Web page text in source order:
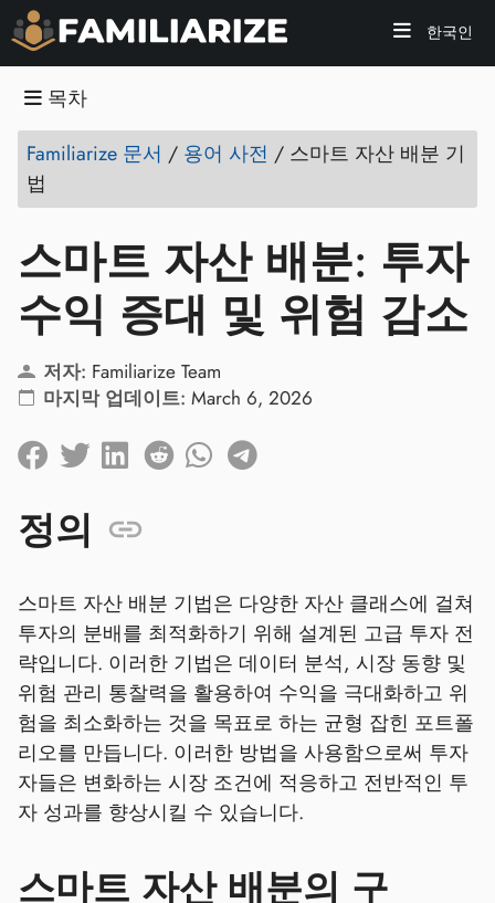
한국인
목차
Familiarize 문서 / 용어 사전 / 스마트 자산 배분 기
법
스마트 자산 배분: 투자
수익 증대 및 위험 감소
저자: Familiarize Team
마지막 업데이트: March 6, 2026
정의
스마트 자산 배분 기법은 다양한 자산 클래스에 걸쳐
투자의 분배를 최적화하기 위해 설계된 고급 투자 전
략입니다. 이러한 기법은 데이터 분석, 시장 동향 및
위험 관리 통찰력을 활용하여 수익을 극대화하고 위
험을 최소화하는 것을 목표로 하는 균형 잡힌 포트폴
리오를 만듭니다. 이러한 방법을 사용함으로써 투자
자들은 변화하는 시장 조건에 적응하고 전반적인 투
자 성과를 향상시킬 수 있습니다.
스마트 자산 배분의 구